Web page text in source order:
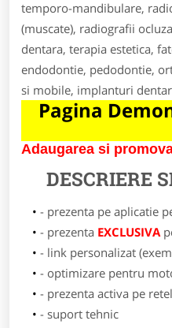
temporo-mandibulare,
(muscate), radiografii
dentara, terapia estetica,
endodontie, pedodontie,
si mobile, implanturi
Pagina
Adaugarea si
DESCRIERE
- prezenta pe aplicatie
- prezenta EXCLUSIVA
- link personalizat
- optimizare pentru
- prezenta activa pe
- suport tehnic